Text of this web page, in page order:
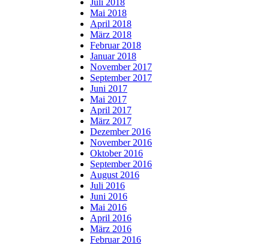
Mai 2018
April 2018
März 2018
Februar 2018
Januar 2018
November 2017
September 2017
Juni 2017
Mai 2017
April 2017
März 2017
Dezember 2016
November 2016
Oktober 2016
September 2016
August 2016
Juli 2016
Juni 2016
Mai 2016
April 2016
März 2016
Februar 2016